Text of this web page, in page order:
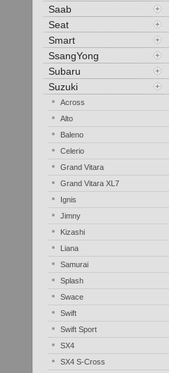
Saab
Seat
Smart
SsangYong
Subaru
Suzuki
Across
Alto
Baleno
Celerio
Grand Vitara
Grand Vitara XL7
Ignis
Jimny
Kizashi
Liana
Samurai
Splash
Swace
Swift
Swift Sport
SX4
SX4 S-Cross